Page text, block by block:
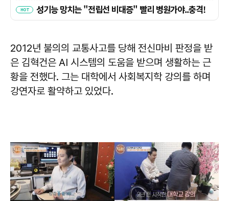
2012년 불의의 교통사고를 당해 전신마비 판정을 받
은 김혁건은 AI 시스템의 도움을 받으며 생활하는 근
황을 전했다. 그는 대학에서 사회복지학 강의를 하며
강연자로 활약하고 있었다.